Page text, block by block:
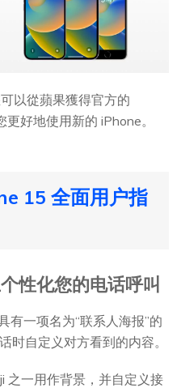
以從蘋果獲得官方的
好地使用新的 iPhone。
15 全面用户指
性化您的电话呼叫
有一项名为“联系人海报”的
时自定义对方看到的内容。
之一用作背景，并自定义接